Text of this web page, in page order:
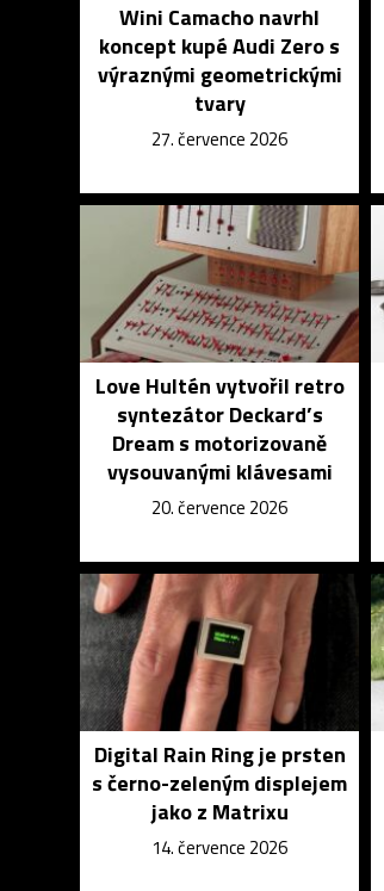
Wini Camacho navrhl
koncept kupé Audi Zero s
výraznými geometrickými
tvary
27. července 2026
Love Hultén vytvořil retro
syntezátor Deckard’s
Dream s motorizovaně
vysouvanými klávesami
20. července 2026
Digital Rain Ring je prsten
s černo-zeleným displejem
jako z Matrixu
14. července 2026